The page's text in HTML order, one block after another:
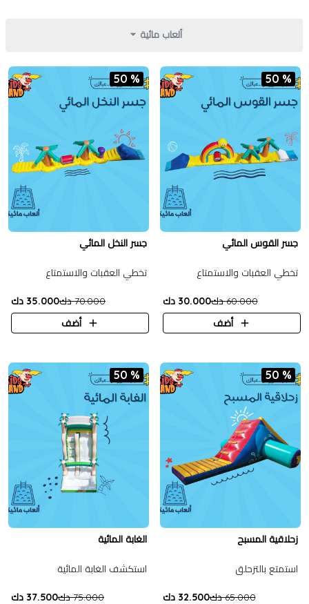
ألعاب مائية
50 %
جسر القوس المائي
تخطي العقبات والاستمتاع
60.000 دك
30.000 دك
أضف
50 %
جسر النخل المائي
تخطي العقبات والاستمتاع
70.000 دك
35.000 دك
أضف
50 %
زحلاقية المسبح
استمتع بالتزحلق
65.000 دك
32.500 دك
50 %
الغابة المائية
استكشف الغابة المائية
75.000 دك
37.500 دك